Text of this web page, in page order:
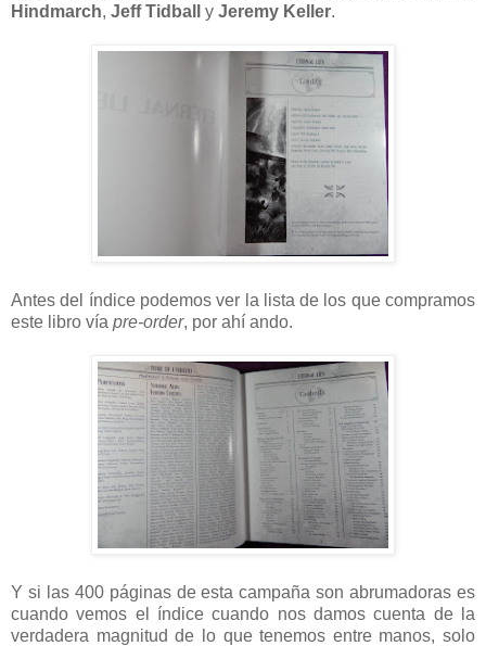
Hindmarch, Jeff Tidball y Jeremy Keller.
Antes del índice podemos ver la lista de los que compramos
este libro vía pre-order, por ahí ando.
Y si las 400 páginas de esta campaña son abrumadoras es
cuando vemos el índice cuando nos damos cuenta de la
verdadera magnitud de lo que tenemos entre manos, solo